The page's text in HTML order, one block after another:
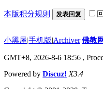
本版积分规则 发表回复
小黑屋|手机版|Archiver|佛教
GMT+8, 2026-8-6 18:56 ,
Powered by Discuz! X3.4